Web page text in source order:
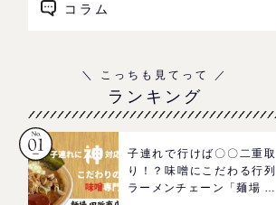
コラム
ランキング
子連れで行けば〇〇二重取
り！？味噌にこだわる行列
ラーメンチェーン「麺場 田